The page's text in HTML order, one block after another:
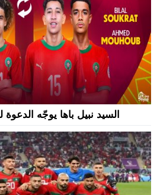
السيد نبيل باها يوجّه